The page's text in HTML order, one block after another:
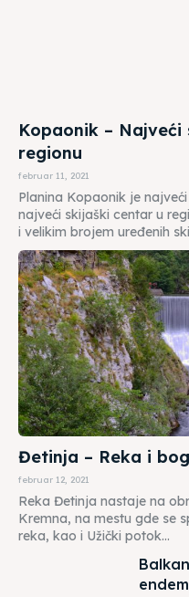
Kopaonik –
regionu
februar 11, 2021
Planina Kopaonik je
najveći skijaški centar u
i velikim brojem uređenih
Đetinja – Reka i
februar 12, 2021
Reka Đetinja nastaje na
Kremna, na mestu gde se
reka, kao i Užički potok...